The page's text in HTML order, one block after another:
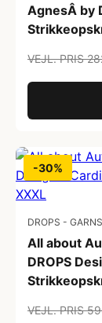
AgnesÂ by
VEJL. PRIS
-30%
DROPS -
All about
DROPS
VEJL. PRIS